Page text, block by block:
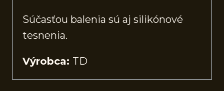
Súčasťou balenia sú aj silikónové
tesnenia.
Výrobca: TD